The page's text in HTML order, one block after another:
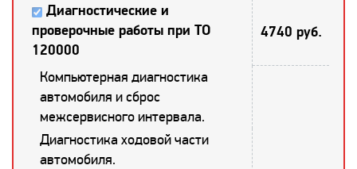
Диагностические и
проверочные работы при ТО
120000
4740 руб.
Компьютерная диагностика
автомобиля и сброс
межсервисного интервала.
Диагностика ходовой части
автомобиля.